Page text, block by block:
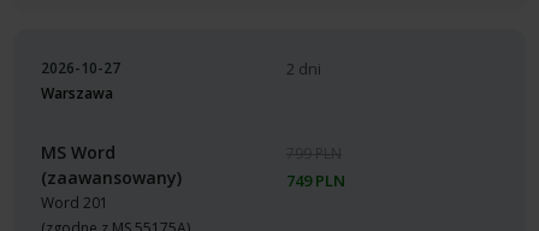
2026-10-27
Warszawa
MS Word
(zaawansowany)
Word 201
2 dni
799 PLN
749 PLN